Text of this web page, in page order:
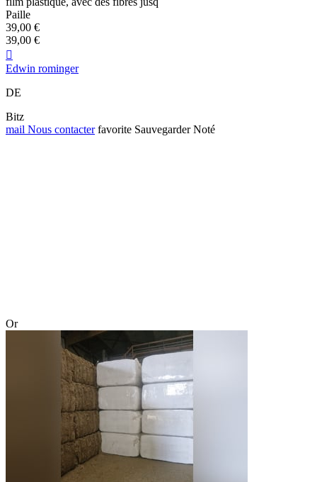
Paille
39,00 €
39,00 €

Edwin rominger
DE
Bitz
mail Nous contacter favorite Sauvegarder Noté
Or